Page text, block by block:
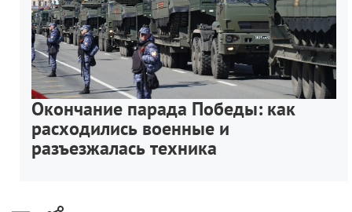
Окончание парада Победы: как
расходились военные и
разъезжалась техника